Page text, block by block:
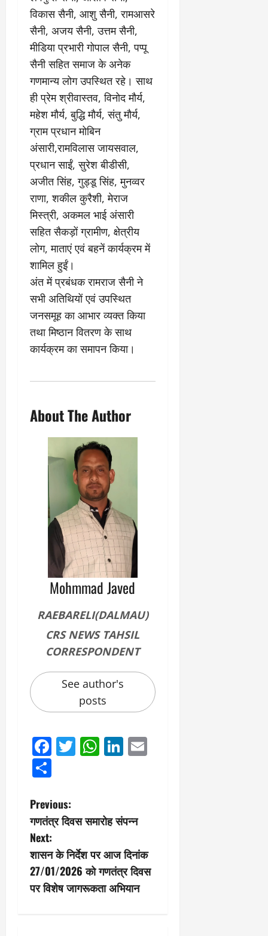
विकास सैनी, आशु सैनी, रामआसरे
सैनी, अजय सैनी, उत्तम सैनी,
मीडिया प्रभारी गोपाल सैनी, पप्पू
सैनी सहित समाज के अनेक
गणमान्य लोग उपस्थित रहे। साथ
ही प्रेम श्रीवास्तव, विनोद मौर्य,
महेश मौर्य, बुद्धि मौर्य, संतु मौर्य,
ग्राम प्रधान मोबिन
अंसारी,रामविलास जायसवाल,
प्रधान साईं, सुरेश बीडीसी,
अजीत सिंह, गुड्डू सिंह, मुनव्वर
राणा, शकील कुरैशी, मेराज
मिस्त्री, अकमल भाई अंसारी
सहित सैकड़ों ग्रामीण, क्षेत्रीय
लोग, माताएं एवं बहनें कार्यक्रम में
शामिल हुईं।
अंत में प्रबंधक रामराज सैनी ने
सभी अतिथियों एवं उपस्थित
जनसमूह का आभार व्यक्त किया
तथा मिष्ठान वितरण के साथ
कार्यक्रम का समापन किया।
About The Author
Mohmmad Javed
RAEBARELI(DALMAU)
CRS NEWS TAHSIL
CORRESPONDENT
See author's
posts
Facebook
Twitter
WhatsApp
LinkedIn
P
o
s
t
Previous:
गणतंत्र दिवस समारोह संपन्न
Next:
शासन के निर्देश पर आज दिनांक
27/01/2026 को गणतंत्र दिवस
पर विशेष जागरूकता अभियान